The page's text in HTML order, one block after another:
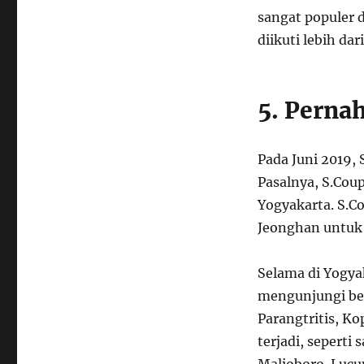
sangat populer
diikuti lebih
5.
Pada Juni
Pasalnya,
Yogyakarta.
Jeonghan
Selama di
mengunjungi
Parangtritis,
terjadi, seperti